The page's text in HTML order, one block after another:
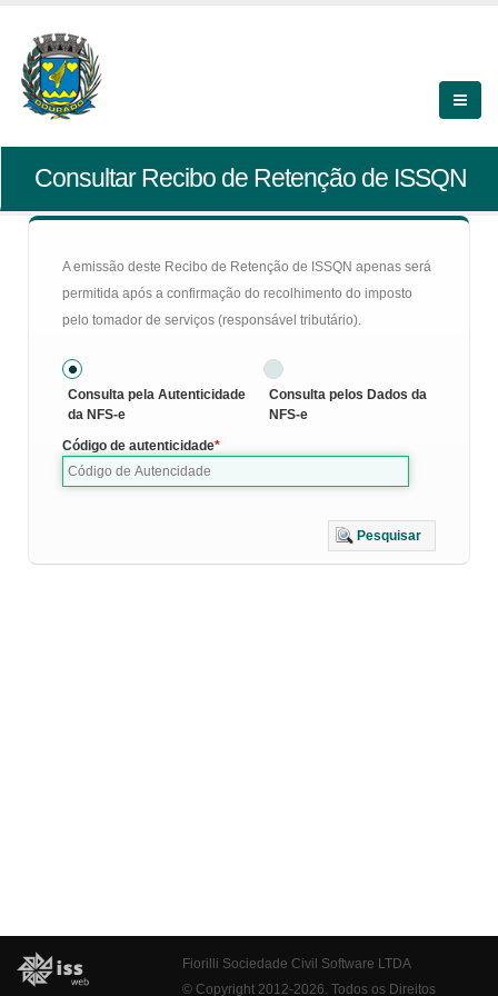
Consultar Recibo de Retenção de ISSQN
A emissão deste Recibo de Retenção de ISSQN apenas será
permitida após a confirmação do recolhimento do imposto
pelo tomador de serviços (responsável tributário).
Consulta pela Autenticidade
da NFS-e
Consulta pelos Dados da
NFS-e
Código de autenticidade
Pesquisar
Fiorilli Sociedade Civil Software LTDA
© Copyright 2012-2026. Todos os Direitos